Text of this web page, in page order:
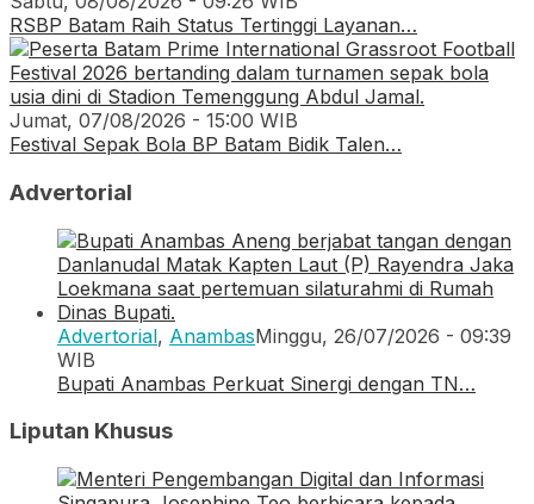
RSBP Batam Raih Status Tertinggi Layanan…
Jumat, 07/08/2026 - 15:00 WIB
Festival Sepak Bola BP Batam Bidik Talen…
Advertorial
Advertorial, AnambasMinggu, 26/07/2026 - 09:39
WIB
Bupati Anambas Perkuat Sinergi dengan TN…
Liputan Khusus